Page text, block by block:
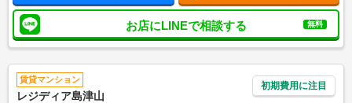
お店にLINEで相談する 無料
賃貸マンション
レジディア島津山
初期費用に注目